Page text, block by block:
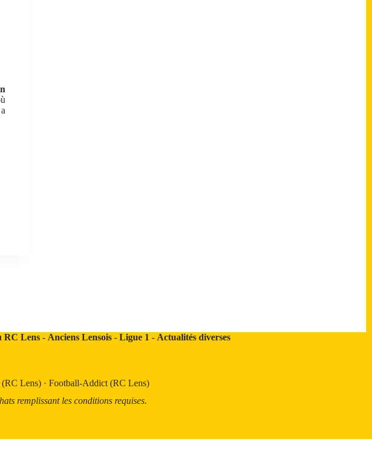
RC Lens- Anciens Lensois- Ligue 1 - Actualités diverses
Lens) · Football-Addict (RC Lens)
remplissant les conditions requises.